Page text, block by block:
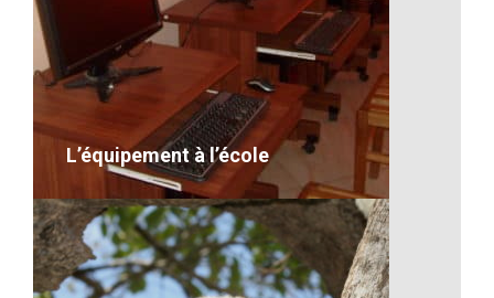
Les nénuphars à Madagascar
VOIR LE DÉTAIL
L’équipement à l’école